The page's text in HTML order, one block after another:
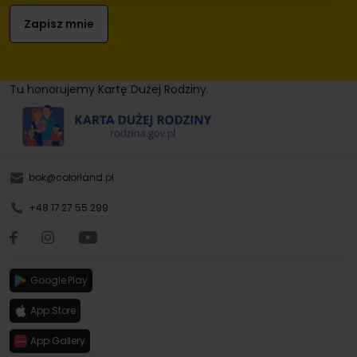
Tu honorujemy Kartę Dużej Rodziny.
bok@colorland.pl
+48 17 27 55 299
Google Play
App Store
App Gallery